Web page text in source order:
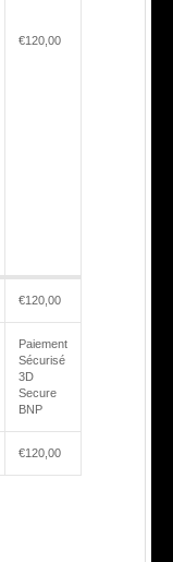
€120,00
€120,00
Paiement
Sécurisé
3D
Secure
BNP
€120,00